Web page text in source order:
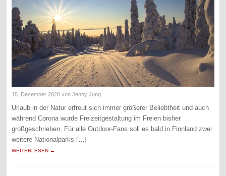
15. Dezember 2020 von Jenny Jung
Urlaub in der Natur erfreut sich immer größerer Beliebtheit und auch
während Corona wurde Freizeitgestaltung im Freien bisher
großgeschrieben. Für alle Outdoor-Fans soll es bald in Finnland zwei
weitere Nationalparks […]
WEITERLESEN →